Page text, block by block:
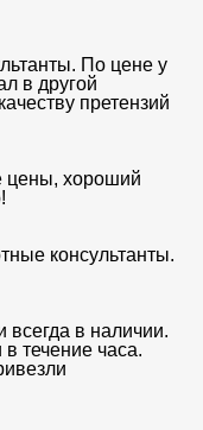
По цене у
в другой
претензий
цены, хороший
консультанты.
всегда в наличии.
течение часа.